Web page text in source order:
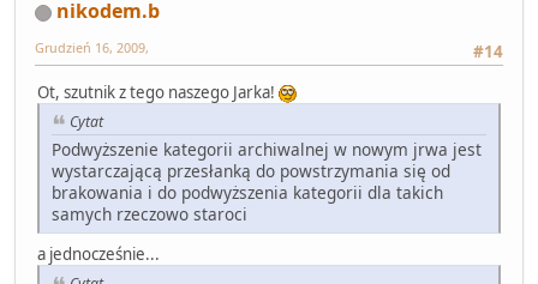
nikodem.b
#14
Grudzień 16, 2009,
Ot, szutnik z tego naszego Jarka!
Cytat
Podwyższenie kategorii archiwalnej w nowym jrwa jest
wystarczającą przesłanką do powstrzymania się od
brakowania i do podwyższenia kategorii dla takich
samych rzeczowo staroci
a jednocześnie...